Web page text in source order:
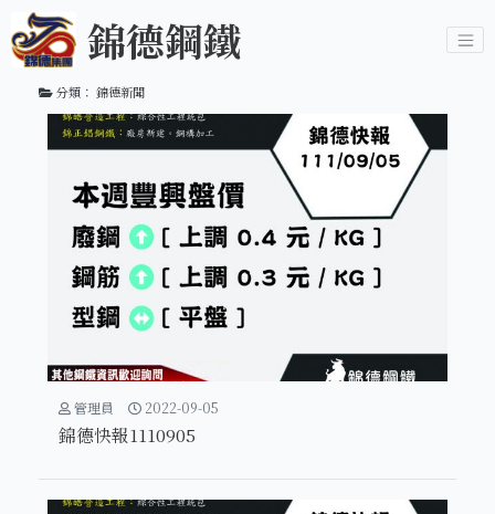
錦德鋼鐵
分類： 錦德新聞
管理員 2022-09-05
錦德快報1110905